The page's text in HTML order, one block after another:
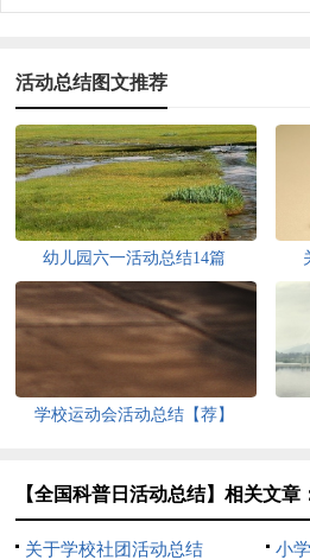
活动总结图文推荐
幼儿园六一活动总结14篇
学校运动会活动总结【荐】
【全国科普日活动总结】相关文章
关于学校社团活动总结 小